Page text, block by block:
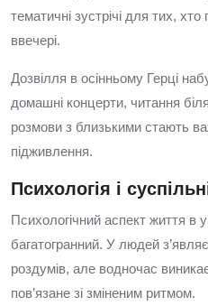
тематичні зустрічі для тих,
ввечері.
Дозвілля в осінньому Герці
домашні концерти, читання біля
розмови з близькими стають
підживлення.
Психологія і
Психологічний аспект життя в
багатогранний. У людей
роздумів, але водночас
пов’язане зі зміненим ритмом.